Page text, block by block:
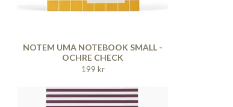
NOTEM UMA NOTEBOOK SMALL -
OCHRE CHECK
199 kr